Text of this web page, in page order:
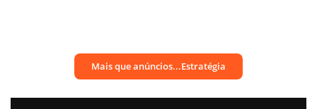
Mais que anúncios...Estratégia